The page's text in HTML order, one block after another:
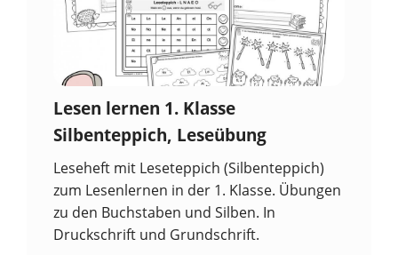
Lesen lernen 1. Klasse
Silbenteppich, Leseübung
Leseheft mit Leseteppich (Silbenteppich)
zum Lesenlernen in der 1. Klasse. Übungen
zu den Buchstaben und Silben. In
Druckschrift und Grundschrift.